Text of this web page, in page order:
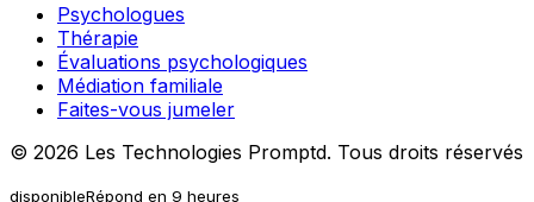
Psychologues
Thérapie
Évaluations psychologiques
Médiation familiale
Faites-vous jumeler
© 2026 Les Technologies Promptd. Tous droits réservés
disponibleRépond en 9 heures